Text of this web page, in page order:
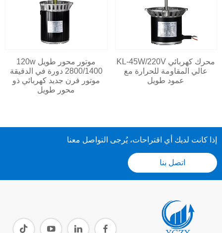
موتور محور طويل 120w
2800/1400 دورة في الدقيقة
موتور فرن جديد كهربائي ذو
محور طويل
محرك كهربائي KL-45W/220V
عالي المقاومة للحرارة مع
عمود طويل
إذا كانت لديك أي اقتراحات، يُرجى التواصل معنا
اتصل بنا